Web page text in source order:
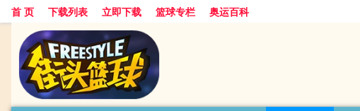
首 页 下载列表 立即下载 篮球专栏 奥运百科